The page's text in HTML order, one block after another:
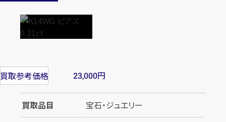
買取参考価格 23,000円
買取品目
宝石・ジュエリー